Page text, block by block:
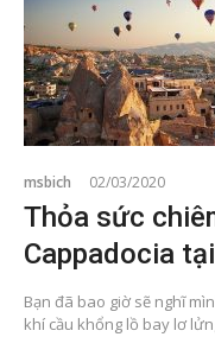
msbich 02/03/2020
Thỏa sức
Cappadocia
Bạn đã bao giờ sẽ nghĩ
khí cầu khổng lồ bay lơ